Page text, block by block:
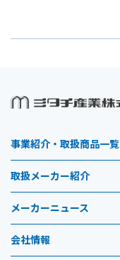
事業紹介・取扱商品一覧
取扱メーカー紹介
メーカーニュース
会社情報